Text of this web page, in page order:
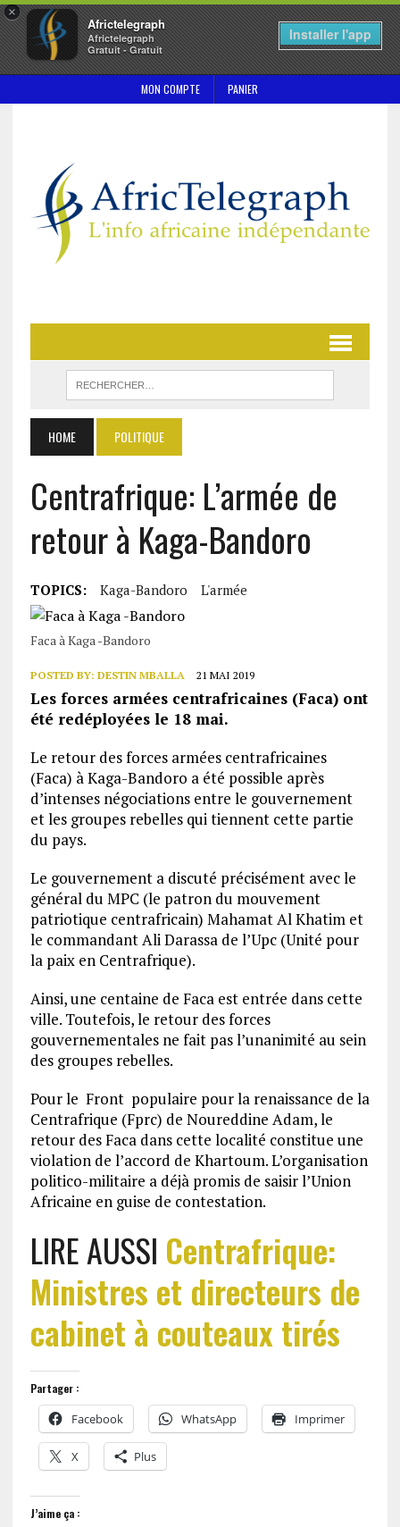
×
Africtelegraph
Africtelegraph
Gratuit - Gratuit
Installer l'app
MON COMPTE PANIER
HOME POLITIQUE
Centrafrique: L’armée de
retour à Kaga-Bandoro
TOPICS: Kaga-Bandoro L'armée
Faca à Kaga -Bandoro
POSTED BY: DESTIN MBALLA 21 MAI 2019
Les forces armées centrafricaines (Faca) ont
été redéployées le 18 mai.
Le retour des forces armées centrafricaines
(Faca) à Kaga-Bandoro a été possible après
d’intenses négociations entre le gouvernement
et les groupes rebelles qui tiennent cette partie
du pays.
Le gouvernement a discuté précisément avec le
général du MPC (le patron du mouvement
patriotique centrafricain) Mahamat Al Khatim et
le commandant Ali Darassa de l’Upc (Unité pour
la paix en Centrafrique).
Ainsi, une centaine de Faca est entrée dans cette
ville. Toutefois, le retour des forces
gouvernementales ne fait pas l’unanimité au sein
des groupes rebelles.
Pour le Front populaire pour la renaissance de la
Centrafrique (Fprc) de Noureddine Adam, le
retour des Faca dans cette localité constitue une
violation de l’accord de Khartoum. L’organisation
politico-militaire a déjà promis de saisir l’Union
Africaine en guise de contestation.
LIRE AUSSI Centrafrique:
Ministres et directeurs de
cabinet à couteaux tirés
Partager :
Facebook WhatsApp Imprimer
X Plus
J’aime ça :